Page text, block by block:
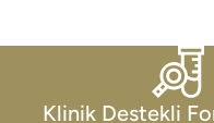
Klinik Destekli